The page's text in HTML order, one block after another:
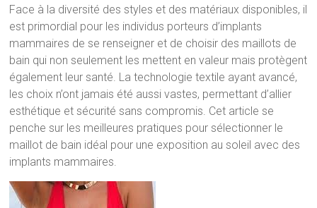
Face à la diversité des styles et des matériaux disponibles, il
est primordial pour les individus porteurs d’implants
mammaires de se renseigner et de choisir des maillots de
bain qui non seulement les mettent en valeur mais protègent
également leur santé. La technologie textile ayant avancé,
les choix n’ont jamais été aussi vastes, permettant d’allier
esthétique et sécurité sans compromis. Cet article se
penche sur les meilleures pratiques pour sélectionner le
maillot de bain idéal pour une exposition au soleil avec des
implants mammaires.